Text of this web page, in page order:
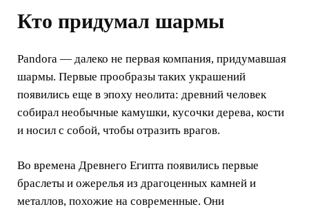
Кто придумал шармы
Pandora — далеко не первая компания, придумавшая
шармы. Первые прообразы таких украшений
появились еще в эпоху неолита: древний человек
собирал необычные камушки, кусочки дерева, кости
и носил с собой, чтобы отразить врагов.
Во времена Древнего Египта появились первые
браслеты и ожерелья из драгоценных камней и
металлов, похожие на современные. Они